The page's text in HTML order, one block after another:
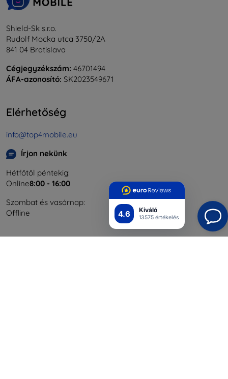
4.6 Kiváló
13575 értékelés
Shield-Sk s.r.o.
Rudolf Mocka utca 3750/2A
841 04 Bratislava
Cégjegyzékszám: 46701494
ÁFA-azonosító: SK2023549671
Elérhetőség
info@top4mobile.eu
Írjon nekünk
Hétfőtől péntekig:
Online8:00 - 16:00
Szombat és vasárnap:
Offline